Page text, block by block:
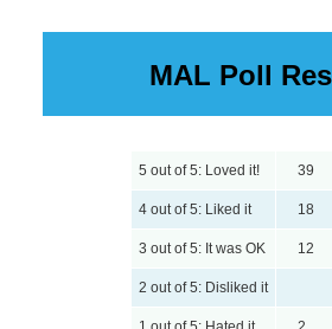
MAL Poll
5 out of 5: Loved it! 39
4 out of 5: Liked it 18
3 out of 5: It was OK 12
2 out of 5: Disliked it